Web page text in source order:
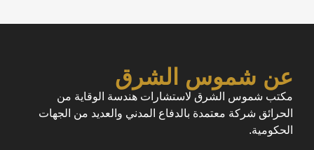
عن شموس الشرق
مكتب شموس الشرق لاستشارات هندسة الوقاية من
الحرائق شركة معتمدة بالدفاع المدني والعديد من الجهات
الحكومية.